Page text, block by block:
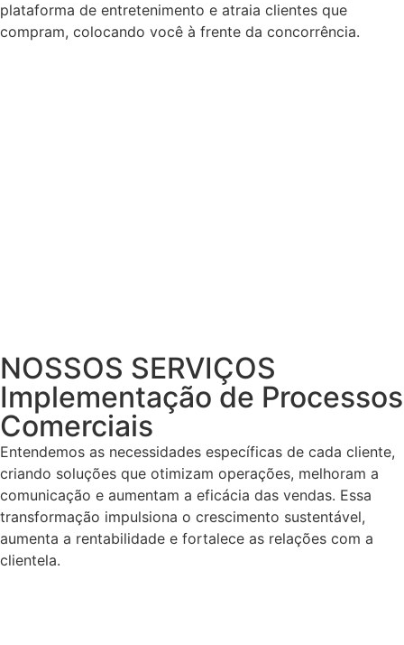
plataforma de entretenimento e atraia clientes que
compram, colocando você à frente da concorrência.
NOSSOS SERVIÇOS
Implementação de Processos
Comerciais
Entendemos as necessidades específicas de cada cliente,
criando soluções que otimizam operações, melhoram a
comunicação e aumentam a eficácia das vendas. Essa
transformação impulsiona o crescimento sustentável,
aumenta a rentabilidade e fortalece as relações com a
clientela.